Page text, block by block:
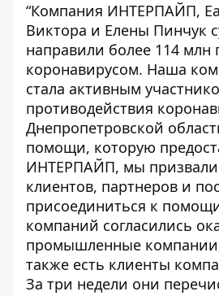
“Компания ИНТЕРПАЙП,
Виктора и Елены Пинчук
направили более 114 млн
коронавирусом. Наша
стала активным
противодействия
Днепропетровской
помощи, которую
ИНТЕРПАЙП, мы
клиентов, партнеров и
присоединиться к
компаний согласились
промышленные
также есть клиенты
За три недели они